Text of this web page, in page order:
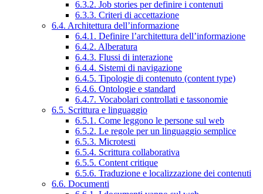
6.3.2. Job stories per definire i contenuti
6.3.3. Criteri di accettazione
6.4. Architettura dell’informazione
6.4.1. Definire l’architettura dell’informazione
6.4.2. Alberatura
6.4.3. Flussi di interazione
6.4.4. Sistemi di navigazione
6.4.5. Tipologie di contenuto (content type)
6.4.6. Ontologie e standard
6.4.7. Vocabolari controllati e tassonomie
6.5. Scrittura e linguaggio
6.5.1. Come leggono le persone sul web
6.5.2. Le regole per un linguaggio semplice
6.5.3. Microtesti
6.5.4. Scrittura collaborativa
6.5.5. Content critique
6.5.6. Traduzione e localizzazione dei contenuti
6.6. Documenti